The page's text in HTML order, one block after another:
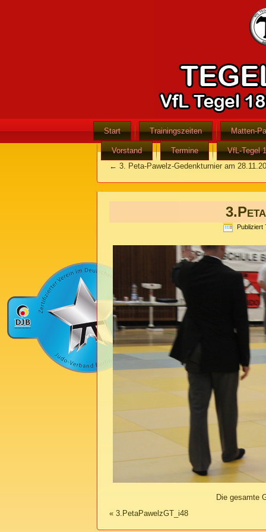
Start Trainingszeiten Matten-
Vorstand Termine
VfL-Tegel
← 3. Peta-Pawelz-Gedenkturnier am
Publiziert
Die gesamte
« 3.PetaPawelzGT_i48